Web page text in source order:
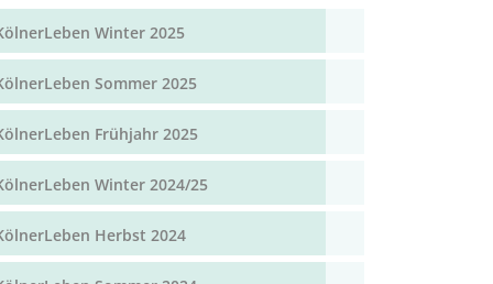
Winter 2025
Sommer 2025
Frühjahr 2025
Winter 2024/25
Herbst 2024